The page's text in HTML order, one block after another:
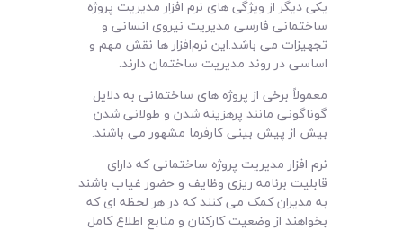
یکی دیگر از ویژگی های نرم افزار مدیریت پروژه
ساختمانی فارسی مدیریت نیروی انسانی و
تجهیزات می باشد.این نرم‌افزار ها نقش مهم و
اساسی در روند مدیریت ساختمان دارند.
معمولاً برخی از پروژه های ساختمانی به دلایل
گوناگونی مانند پرهزینه شدن و طولانی شدن
بیش از پیش بینی کارفرما مشهور می باشند.
نرم افزار مدیریت پروژه ساختمانی که دارای
قابلیت برنامه ریزی وظایف و حضور غیاب باشند
به مدیران کمک می کنند که در هر لحظه ای که
بخواهند از وضعیت کارکنان و منابع اطلاع کامل